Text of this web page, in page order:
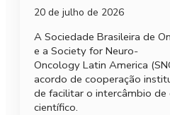
20 de julho de 2026
A Sociedade Brasileira de
e a Society for Neuro-
Oncology Latin America
acordo de cooperação
de facilitar o intercâmbio
científico.